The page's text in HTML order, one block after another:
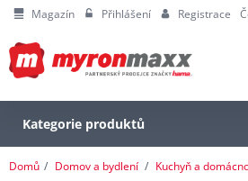
Magazín Přihlášení Registrace
Kategorie produktů
Domů Domov a bydlení Kuchyň a